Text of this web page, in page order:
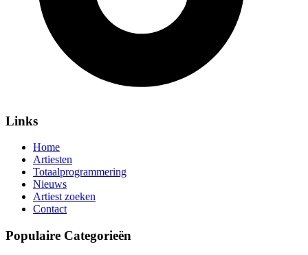
Links
Home
Artiesten
Totaalprogrammering
Nieuws
Artiest zoeken
Contact
Populaire Categorieën